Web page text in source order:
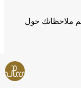
ملاحظاتك حول